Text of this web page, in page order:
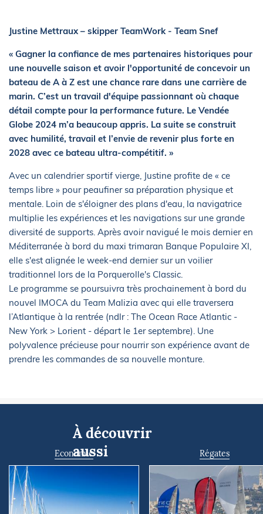
Justine Mettraux – skipper TeamWork - Team Snef
« Gagner la confiance de mes partenaires historiques pour
une nouvelle saison et avoir l'opportunité de concevoir un
bateau de A à Z est une chance rare dans une carrière de
marin. C’est un travail d'équipe passionnant où chaque
détail compte pour la performance future. Le Vendée
Globe 2024 m’a beaucoup appris. La suite se construit
avec humilité, travail et l’envie de revenir plus forte en
2028 avec ce bateau ultra-compétitif. »
Avec un calendrier sportif vierge, Justine profite de « ce
temps libre » pour peaufiner sa préparation physique et
mentale. Loin de s'éloigner des plans d'eau, la navigatrice
multiplie les expériences et les navigations sur une grande
diversité de supports. Après avoir navigué le mois dernier en
Méditerranée à bord du maxi trimaran Banque Populaire XI,
elle s'est alignée le week-end dernier sur un voilier
traditionnel lors de la Porquerolle's Classic.
Le programme se poursuivra très prochainement à bord du
nouvel IMOCA du Team Malizia avec qui elle traversera
l’Atlantique à la rentrée (ndlr : The Ocean Race Atlantic -
New York > Lorient - départ le 1er septembre). Une
polyvalence précieuse pour nourrir son expérience avant de
prendre les commandes de sa nouvelle monture.
À découvrir
aussi
Economie Régates